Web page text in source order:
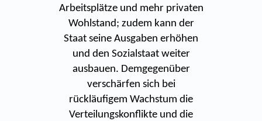
Arbeitsplätze und mehr privaten
Wohlstand; zudem kann der
Staat seine Ausgaben erhöhen
und den Sozialstaat weiter
ausbauen. Demgegenüber
verschärfen sich bei
rückläufigem Wachstum die
Verteilungskonflikte und die